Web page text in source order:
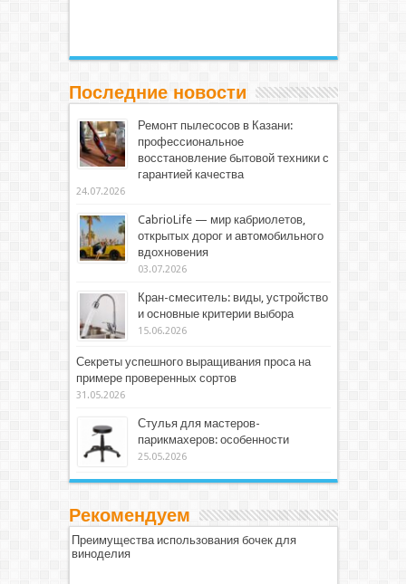
Последние новости
Ремонт пылесосов в Казани:
профессиональное
восстановление бытовой техники с
гарантией качества
24.07.2026
CabrioLife — мир кабриолетов,
открытых дорог и автомобильного
вдохновения
03.07.2026
Кран-смеситель: виды, устройство
и основные критерии выбора
15.06.2026
Секреты успешного выращивания проса на
примере проверенных сортов
31.05.2026
Стулья для мастеров-
парикмахеров: особенности
25.05.2026
Рекомендуем
Преимущества использования бочек для
виноделия